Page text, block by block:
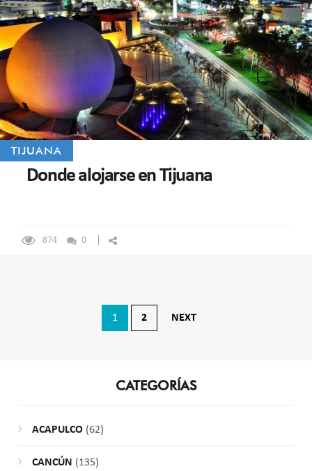
TIJUANA
Donde alojarse en Tijuana
874 0
Navegación
1 2 NEXT
CATEGORÍAS
ACAPULCO(62)
CANCÚN (135)